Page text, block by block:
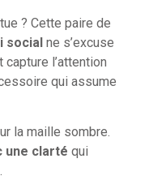
? Cette paire de
social ne s’excuse
l’attention
qui assume
la maille sombre.
une clarté qui